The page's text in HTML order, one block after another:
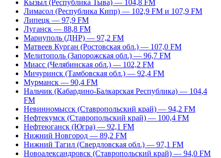
Кызыл (Республика Тыва) — 104,8 FM
Лимасол (Республика Кипр) — 102,9 FM и 107,9 FM
Липецк — 97,9 FM
Луганск — 88,8 FM
Мариуполь (ДНР) — 97,2 FM
Матвеев Курган (Ростовская обл.) — 107,0 FM
Мелитополь (Запорожская обл.) — 96,7 FM
Миасс (Челябинская обл.) — 102,2 FM
Мичуринск (Тамбовская обл.) — 92,4 FM
Мурманск — 90,4 FM
Нальчик (Кабардино-Балкарская Республика) — 104,4
FM
Невинномысск (Ставропольский край) — 94,2 FM
Нефтекумск (Ставропольский край) — 100,4 FM
Нефтеюганск (Югра) — 92,1 FM
Нижний Новгород — 89,2 FM
Нижний Тагил (Свердловская обл.) — 97,1 FM
Новоалександровск (Ставропольский край) — 94,0 FM